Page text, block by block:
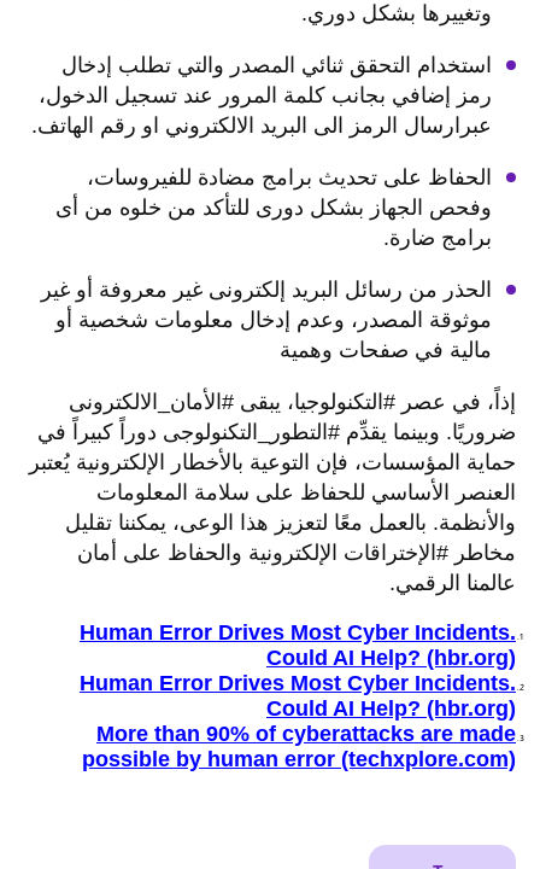
وتغييرها بشكل دوري.
استخدام التحقق ثنائي المصدر والتي تطلب إدخال
رمز إضافي بجانب كلمة المرور عند تسجيل الدخول،
عبرارسال الرمز الى البريد الالكتروني او رقم الهاتف.
الحفاظ على تحديث برامج مضادة للفیروسات،
وفحص الجهاز بشكل دورى للتأكد من خلوه من أى
برامج ضارة.
الحذر من رسائل البرید إلكترونى غیر معروفة أو غیر
موثوقة المصدر، وعدم إدخال معلومات شخصیة أو
مالیة في صفحات وھمیة
إذاً، في عصر #التكنولوجیا، يبقى #الأمان_الالكترونى
ضروریًا. وبینما یقدِّم #التطور_التكنولوجی دوراً كبیراً في
حمایة المؤسسات، فإن التوعیة بالأخطار الإلكترونیة یُعتبر
العنصر الأساسي للحفاظ على سلامة المعلومات
والأنظمة. بالعمل معًا لتعزیز هذا الوعی، یمكننا تقلیل
مخاطر #الإختراقات الإلكترونیة والحفاظ على أمان
عالمنا الرقمي.
Human Error Drives Most Cyber Incidents.
Could AI Help? (hbr.org)
Human Error Drives Most Cyber Incidents.
Could AI Help? (hbr.org)
More than 90% of cyberattacks are made
possible by human error (techxplore.com)